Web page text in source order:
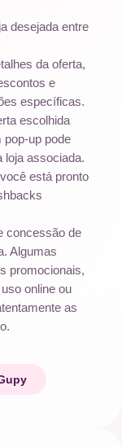
desejada entre
da oferta,
e
específicas.
escolhida
pop-up pode
loja associada.
está pronto
concessão de
Algumas
promocionais,
online ou
as